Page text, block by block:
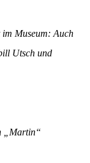
im Museum: Auch
Utsch und
„Martin“